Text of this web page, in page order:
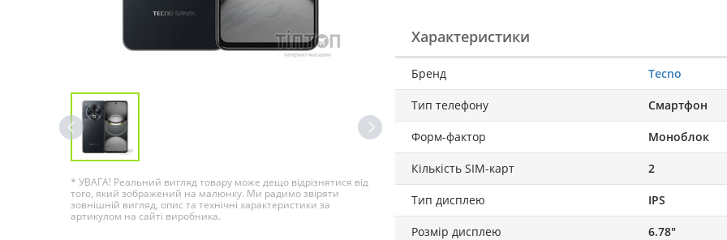
* УВАГА! Реальний вигляд товару може дещо відрізнятися від
того, який зображений на малюнку. Ми радимо звіряти
зовнішній вигляд, опис та технічні характеристики за
артикулом на сайті виробника.
Характеристики
Бренд Tecno
Тип телефону Смартфон
Форм-фактор Моноблок
Кількість SIM-карт 2
Тип дисплею IPS
Розмір дисплею 6.78"